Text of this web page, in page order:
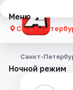
Меню
Санкт-
Концерты
Ночной режим
Санкт-